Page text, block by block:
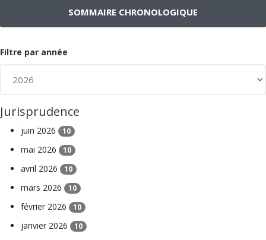
SOMMAIRE CHRONOLOGIQUE
Filtre par année
Jurisprudence
juin 2026 10
mai 2026 10
avril 2026 10
mars 2026 10
février 2026 10
janvier 2026 10